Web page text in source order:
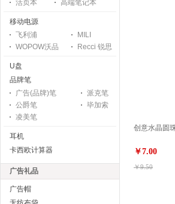
创意水晶圆
￥7.00
￥9.50
活页本
高端笔记本
移动电源
飞利浦
MILI
WOPOW沃品
Recci 锐思
U盘
品牌笔
广告(品牌)笔
派克笔
公爵笔
毕加索
凌美笔
耳机
卡西欧计算器
广告礼品
广告帽